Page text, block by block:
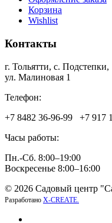
Корзина
Wishlist
Контакты
г. Тольятти, c. Подстепки,
ул. Малиновая 1
Телефон:
+7 8482 36‑96-99 +7 917
Часы работы:
Пн.-Сб. 8:00–19:00
Воскресенье 8:00–16:00
© 2026 Садовый центр
Разработано X-CREATE.